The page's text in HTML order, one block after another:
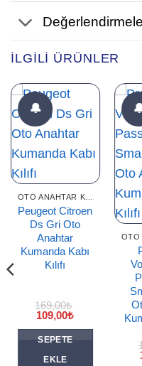
İLGILI ÜRÜNLER
🔔
Peugeot Citroen
Ds Gri Oto
Anahtar
Kumanda Kabı
Kılıfı
169,00₺
Orijinal
fiyat:
169,00₺.
109,00₺Şu
SEPETE
EKLE